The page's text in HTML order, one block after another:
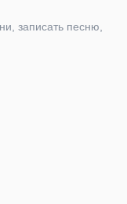
записать песню,